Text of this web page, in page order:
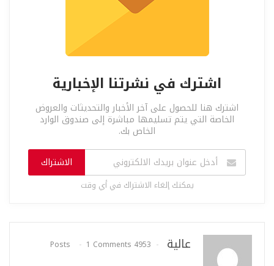
اشترك في نشرتنا الإخبارية
اشترك هنا للحصول على آخر الأخبار والتحديثات والعروض
الخاصة التي يتم تسليمها مباشرة إلى صندوق الوارد
الخاص بك.
الاشتراك
يمكنك إلغاء الاشتراك في أي وقت
عالية 4953 Posts
1 Comments